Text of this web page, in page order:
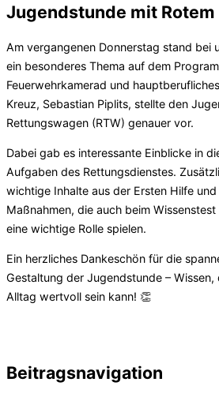
Jugendstunde mit Rotem
Am vergangenen Donnerstag stand bei
ein besonderes Thema auf dem
Feuerwehrkamerad und
Kreuz, Sebastian Piplits, stellte den
Rettungswagen (RTW) genauer vor.
Dabei gab es interessante Einblicke in
Aufgaben des Rettungsdienstes.
wichtige Inhalte aus der Ersten Hilfe
Maßnahmen, die auch beim
eine wichtige Rolle spielen.
Ein herzliches Dankeschön für die
Gestaltung der Jugendstunde – Wissen,
Alltag wertvoll sein kann! 👏
Beitragsnavigation